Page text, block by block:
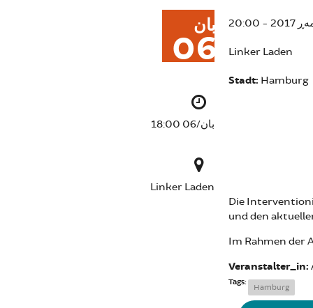
بان
06
بان/06 18:00
Linker Laden
Linker Laden
Stadt: Hamburg
Die
und den
Im Rahmen der
Veranstalter_in:
Tags:
Hamburg